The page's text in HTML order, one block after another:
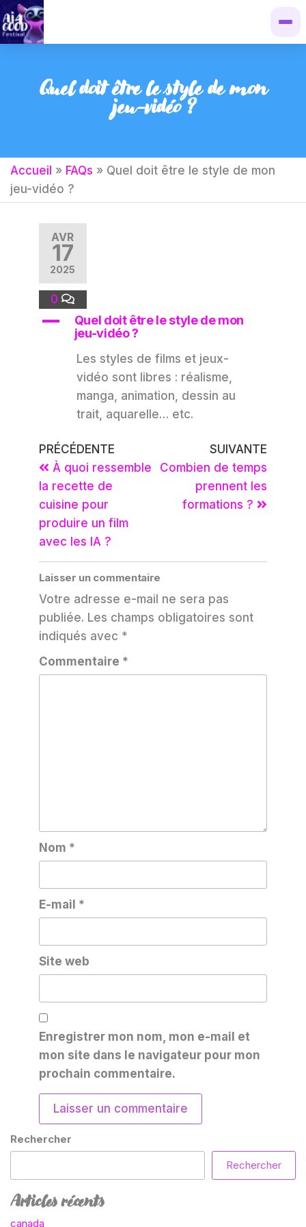
Quel doit être le style de mon
jeu-vidéo ?
Accueil » FAQs » Quel doit être le style de mon
jeu-vidéo ?
AVR
17
2025
0
A
Quel doit être le style de mon
jeu-vidéo ?
Les styles de films et jeux-
vidéo sont libres : réalisme,
manga, animation, dessin au
trait, aquarelle… etc.
PRÉCÉDENTE
À quoi ressemble
la recette de
cuisine pour
produire un film
avec les IA ?
SUIVANTE
Combien de temps
prennent les
formations ?
Laisser un commentaire
Votre adresse e-mail ne sera pas
publiée. Les champs obligatoires sont
indiqués avec *
Commentaire *
Nom *
E-mail *
Site web
Enregistrer mon nom, mon e-mail et
mon site dans le navigateur pour mon
prochain commentaire.
Rechercher
Rechercher
Articles récents
canada